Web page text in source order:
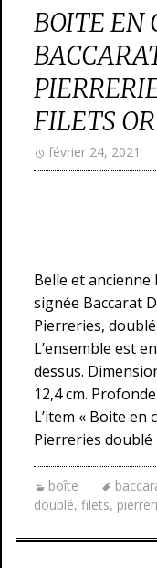
BOITE EN
FILETS
février 24, 2021
Belle et ancienne
signée Baccarat
Pierreries,
L’ensemble est
dessus.
12,4 cm.
L’item « Boite en
Pierreries
boîte
doublé, filets,